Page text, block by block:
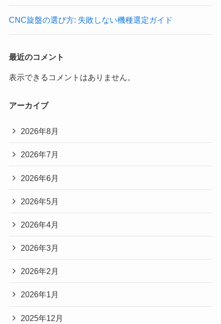
CNC旋盤の選び方: 失敗しない機種選定ガイド
最近のコメント
表示できるコメントはありません。
アーカイブ
2026年8月
2026年7月
2026年6月
2026年5月
2026年4月
2026年3月
2026年2月
2026年1月
2025年12月